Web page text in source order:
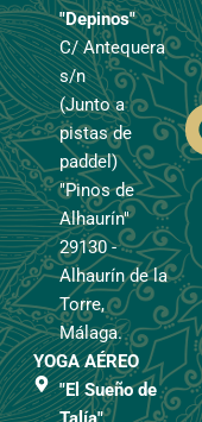
"Depinos"
C/ Antequera
s/n
(Junto a
pistas de
paddel)
"Pinos de
Alhaurín"
29130 -
Alhaurín de la
Torre,
Málaga.
YOGA AÉREO
"El Sueño de